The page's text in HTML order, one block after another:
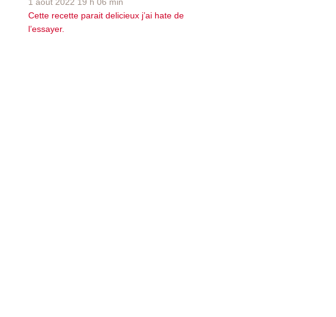
1 août 2022 19 h 06 min
Cette recette parait delicieux j’ai hate de
l’essayer.